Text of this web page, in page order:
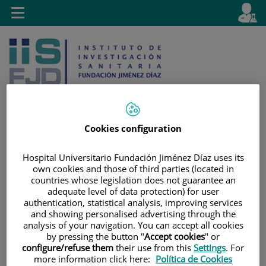
Saltar al contenido
contenido
activo
es
Toggle
navigation
Cookies configuration
Hospital Universitario Fundación Jiménez Díaz uses its
own cookies and those of third parties (located in
countries whose legislation does not guarantee an
adequate level of data protection) for user
authentication, statistical analysis, improving services
and showing personalised advertising through the
analysis of your navigation. You can accept all cookies
by pressing the button "Accept cookies" or
configure/refuse them their use from this Settings. For
more information click here: Política de Cookies